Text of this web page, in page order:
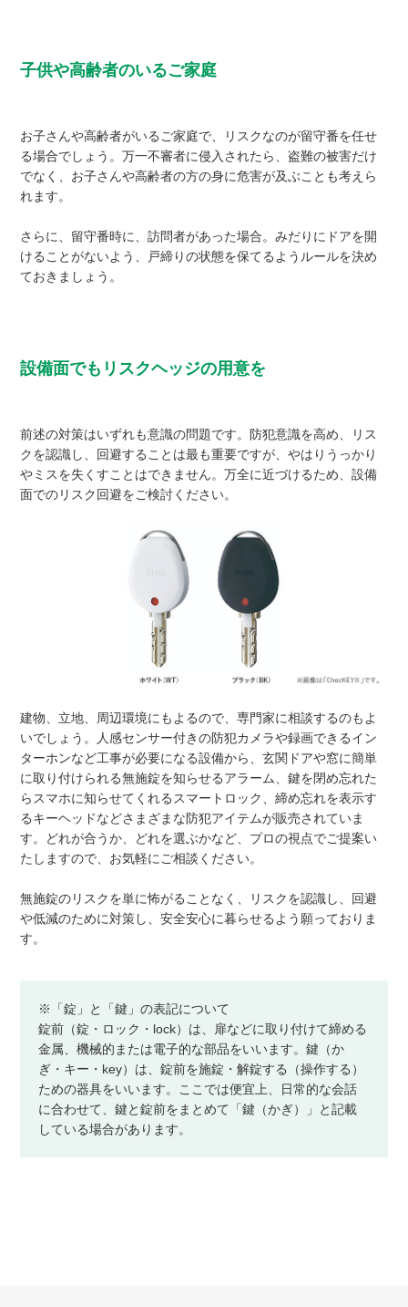
子供や高齢者のいるご家庭
お子さんや高齢者がいるご家庭で、リスクなのが留守番を任せ
る場合でしょう。万一不審者に侵入されたら、盗難の被害だけ
でなく、お子さんや高齢者の方の身に危害が及ぶことも考えら
れます。
さらに、留守番時に、訪問者があった場合。みだりにドアを開
けることがないよう、戸締りの状態を保てるようルールを決め
ておきましょう。
設備面でもリスクヘッジの用意を
前述の対策はいずれも意識の問題です。防犯意識を高め、リス
クを認識し、回避することは最も重要ですが、やはりうっかり
やミスを失くすことはできません。万全に近づけるため、設備
面でのリスク回避をご検討ください。
建物、立地、周辺環境にもよるので、専門家に相談するのもよ
いでしょう。人感センサー付きの防犯カメラや録画できるイン
ターホンなど工事が必要になる設備から、玄関ドアや窓に簡単
に取り付けられる無施錠を知らせるアラーム、鍵を閉め忘れた
らスマホに知らせてくれるスマートロック、締め忘れを表示す
るキーヘッドなどさまざまな防犯アイテムが販売されていま
す。どれが合うか、どれを選ぶかなど、プロの視点でご提案い
たしますので、お気軽にご相談ください。
無施錠のリスクを単に怖がることなく、リスクを認識し、回避
や低減のために対策し、安全安心に暮らせるよう願っておりま
す。
※「錠」と「鍵」の表記について
錠前（錠・ロック・lock）は、扉などに取り付けて締める
金属、機械的または電子的な部品をいいます。鍵（か
ぎ・キー・key）は、錠前を施錠・解錠する（操作する）
ための器具をいいます。ここでは便宜上、日常的な会話
に合わせて、鍵と錠前をまとめて「鍵（かぎ）」と記載
している場合があります。